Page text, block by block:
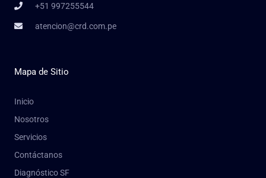
+51 997255544
atencion@crd.com.pe
Mapa de Sitio
Inicio
Nosotros
Servicios
Contáctanos
Diagnóstico SF